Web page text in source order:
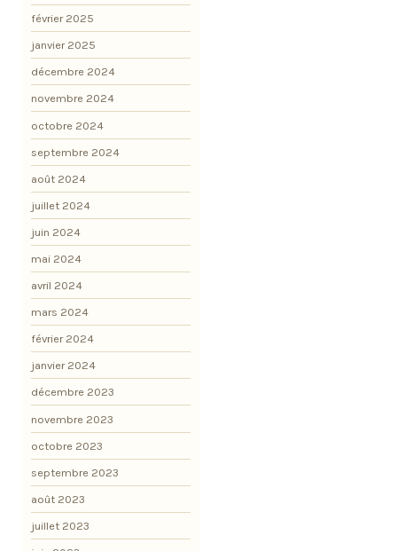
février 2025
janvier 2025
décembre 2024
novembre 2024
octobre 2024
septembre 2024
août 2024
juillet 2024
juin 2024
mai 2024
avril 2024
mars 2024
février 2024
janvier 2024
décembre 2023
novembre 2023
octobre 2023
septembre 2023
août 2023
juillet 2023